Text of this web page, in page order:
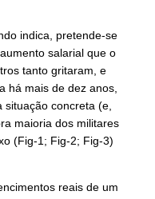
indica, pretende-se
salarial que o
tanto gritaram, e
há mais de dez anos,
situação concreta (e,
maioria dos militares
(Fig-1; Fig-2; Fig-3)
reais de um